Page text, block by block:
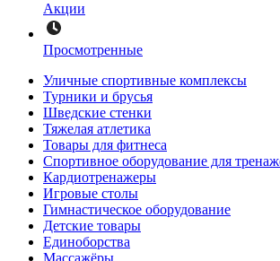
Акции
Просмотренные
Уличные спортивные комплексы
Турники и брусья
Шведские стенки
Тяжелая атлетика
Товары для фитнеса
Спортивное оборудование для
Кардиотренажеры
Игровые столы
Гимнастическое оборудование
Детские товары
Единоборства
Массажёры